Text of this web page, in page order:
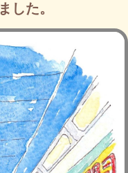
した。